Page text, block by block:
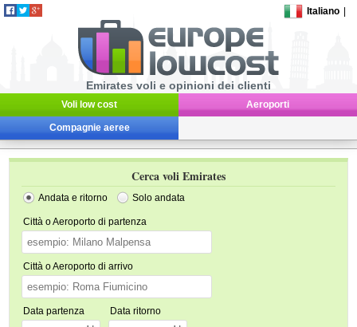
Italiano
Emirates voli e opinioni dei clienti
Voli low cost Aeroporti
Compagnie aeree
Cerca voli Emirates
Andata e ritorno Solo andata
Città o Aeroporto di partenza
Città o Aeroporto di arrivo
Data partenza Data ritorno